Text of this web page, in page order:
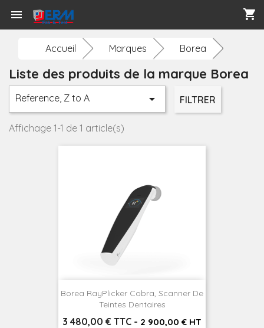
 shopping_cart
Accueil Marques Borea
Liste des produits de la marque Borea
Reference, Z to A  FILTRER
Affichage 1-1 de 1 article(s)
Borea RayPlicker Cobra, Scanner De
Teintes Dentaires
Prix
3 480,00 € TTC - 2 900,00 € HT